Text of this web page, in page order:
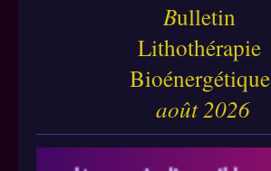
Bulletin
Lithothérapie
Bioénergétique
août 2026